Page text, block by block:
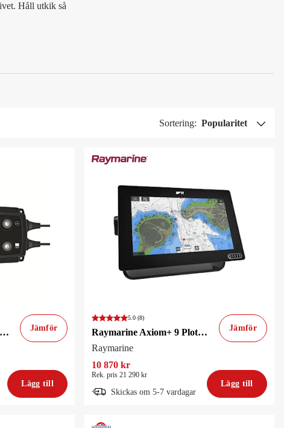
Håll utkik så
Sortering: Popularitet
Ctek Laddare D250Se Dual 20A
Jämför
Lägg till
5.0 (8)
Raymarine Axiom+ 9 Plotter Inkl. Lighthouse sjökort
Raymarine
Jämför
10 870 kr
Rek. pris 21 290 kr
Skickas om 5-7 vardagar
Lägg till